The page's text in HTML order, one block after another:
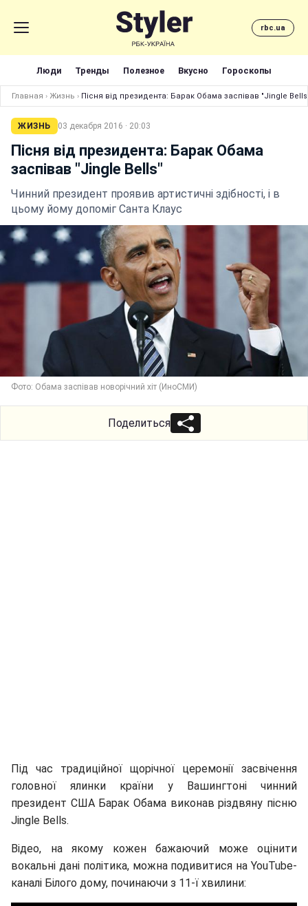
rbc.ua
Люди Тренды Полезное Вкусно Гороскопы
Главная › Жизнь › Пісня від президента: Барак Обама заспівав "Jingle
ЖИЗНЬ 03 декабря 2016 · 20:03
Пісня від президента: Барак Обама
заспівав "Jingle Bells"
Чинний президент проявив артистичні здібності, і в
цьому йому допоміг Санта Клаус
Фото: Обама заспівав новорічний хіт (ИноСМИ)
Поделиться
Під час традиційної щорічної церемонії засвічення
головної ялинки країни у Вашингтоні чинний
президент США Барак Обама виконав різдвяну пісню
Jingle Bells.
Відео, на якому кожен бажаючий може оцінити
вокальні дані політика, можна подивитися на YouTube-
каналі Білого дому, починаючи з 11-ї хвилини: